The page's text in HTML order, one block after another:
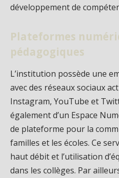
développement de
Plateformes
pédagogiques
L’institution possède une
avec des réseaux sociaux
Instagram, YouTube et
également d’un Espace
de plateforme pour la
familles et les écoles. Ce
haut débit et l’utilisation
dans les collèges. Par